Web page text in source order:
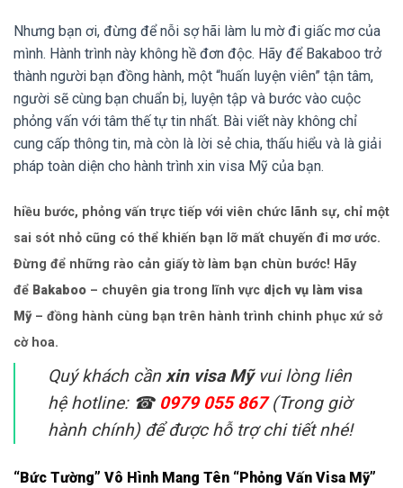
Nhưng bạn ơi, đừng để nỗi sợ hãi làm lu mờ đi giấc mơ của
mình. Hành trình này không hề đơn độc. Hãy để Bakaboo trở
thành người bạn đồng hành, một “huấn luyện viên” tận tâm,
người sẽ cùng bạn chuẩn bị, luyện tập và bước vào cuộc
phỏng vấn với tâm thế tự tin nhất. Bài viết này không chỉ
cung cấp thông tin, mà còn là lời sẻ chia, thấu hiểu và là giải
pháp toàn diện cho hành trình xin visa Mỹ của bạn.
hiều bước, phỏng vấn trực tiếp với viên chức lãnh sự, chỉ một
sai sót nhỏ cũng có thể khiến bạn lỡ mất chuyến đi mơ ước.
Đừng để những rào cản giấy tờ làm bạn chùn bước! Hãy
để Bakaboo – chuyên gia trong lĩnh vực dịch vụ làm visa
Mỹ– đồng hành cùng bạn trên hành trình chinh phục xứ sở
cờ hoa.
Quý khách cầnxin visa Mỹvui lòng liên
hệ hotline: ☎ 0979 055 867(Trong giờ
hành chính) để được hỗ trợ chi tiết nhé!
“Bức Tường” Vô Hình Mang Tên “Phỏng Vấn Visa Mỹ”